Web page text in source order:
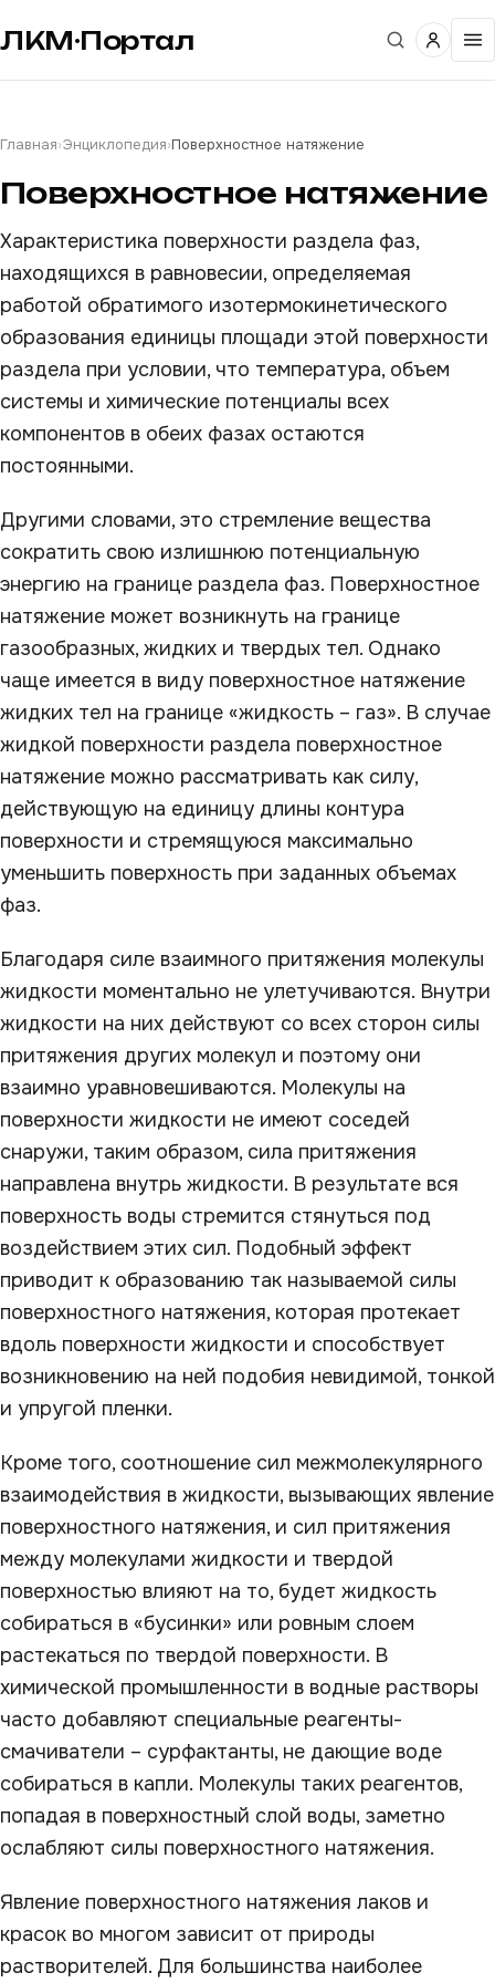
ЛКМ·Портал
Главная›Энциклопедия›Поверхностное натяжение
Поверхностное натяжение
Характеристика поверхности раздела фаз,
находящихся в равновесии, определяемая
работой обратимого изотермокинетического
образования единицы площади этой поверхности
раздела при условии, что температура, объем
системы и химические потенциалы всех
компонентов в обеих фазах остаются
постоянными.
Другими словами, это стремление вещества
сократить свою излишнюю потенциальную
энергию на границе раздела фаз. Поверхностное
натяжение может возникнуть на границе
газообразных, жидких и твердых тел. Однако
чаще имеется в виду поверхностное натяжение
жидких тел на границе «жидкость – газ». В случае
жидкой поверхности раздела поверхностное
натяжение можно рассматривать как силу,
действующую на единицу длины контура
поверхности и стремящуюся максимально
уменьшить поверхность при заданных объемах
фаз.
Благодаря силе взаимного притяжения молекулы
жидкости моментально не улетучиваются. Внутри
жидкости на них действуют со всех сторон силы
притяжения других молекул и поэтому они
взаимно уравновешиваются. Молекулы на
поверхности жидкости не имеют соседей
снаружи, таким образом, сила притяжения
направлена внутрь жидкости. В результате вся
поверхность воды стремится стянуться под
воздействием этих сил. Подобный эффект
приводит к образованию так называемой силы
поверхностного натяжения, которая протекает
вдоль поверхности жидкости и способствует
возникновению на ней подобия невидимой, тонкой
и упругой пленки.
Кроме того, соотношение сил межмолекулярного
взаимодействия в жидкости, вызывающих явление
поверхностного натяжения, и сил притяжения
между молекулами жидкости и твердой
поверхностью влияют на то, будет жидкость
собираться в «бусинки» или ровным слоем
растекаться по твердой поверхности. В
химической промышленности в водные растворы
часто добавляют специальные реагенты-
смачиватели – сурфактанты, не дающие воде
собираться в капли. Молекулы таких реагентов,
попадая в поверхностный слой воды, заметно
ослабляют силы поверхностного натяжения.
Явление поверхностного натяжения лаков и
красок во многом зависит от природы
растворителей. Для большинства наиболее